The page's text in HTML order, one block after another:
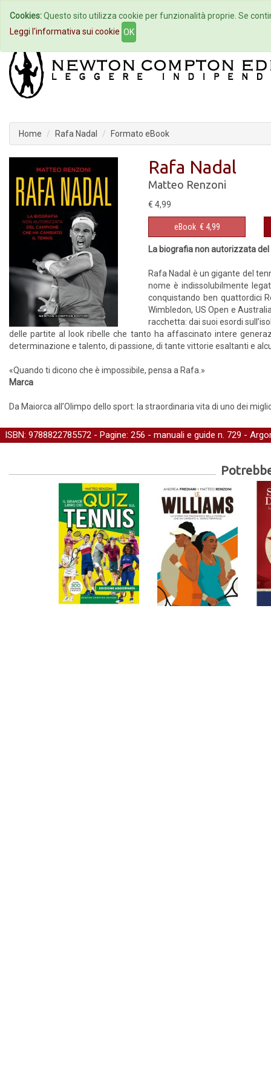
Home Autori Eventi
Home Rafa Nadal Formato eBook
Rafa Nadal
Matteo Renzoni
€ 4,99
eBook € 4,99
La biografia non autorizzata
Rafa Nadal è un gigante del
nome è indissolubilmente
conquistando ben quattordici
Wimbledon, US Open e
racchetta: dai suoi esordi
delle partite al look ribelle che tanto ha affascinato intere
determinazione e talento, di passione, di tante vittorie esaltanti e
«Quando ti dicono che è impossibile, pensa a Rafa.»
Marca
Da Maiorca all’Olimpo dello sport: la straordinaria vita di uno dei
ISBN: 9788822785572 - Pagine: 256 - manuali e guide n. 729 -
Cookies:Questo sito utilizza cookie per funzionalità proprie. Se
Leggi l'informativa sui cookie OK